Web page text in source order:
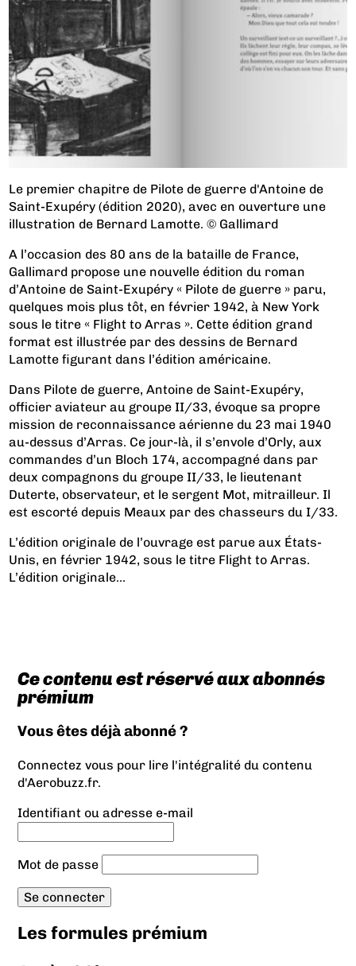
Le premier chapitre de Pilote de guerre d'Antoine de
Saint-Exupéry (édition 2020), avec en ouverture une
illustration de Bernard Lamotte. © Gallimard
A l’occasion des 80 ans de la bataille de France,
Gallimard propose une nouvelle édition du roman
d’Antoine de Saint-Exupéry « Pilote de guerre » paru,
quelques mois plus tôt, en février 1942, à New York
sous le titre « Flight to Arras ». Cette édition grand
format est illustrée par des dessins de Bernard
Lamotte figurant dans l’édition américaine.
Dans Pilote de guerre, Antoine de Saint-Exupéry,
officier aviateur au groupe II/33, évoque sa propre
mission de reconnaissance aérienne du 23 mai 1940
au-dessus d’Arras. Ce jour-là, il s’envole d’Orly, aux
commandes d’un Bloch 174, accompagné dans par
deux compagnons du groupe II/33, le lieutenant
Duterte, observateur, et le sergent Mot, mitrailleur. Il
est escorté depuis Meaux par des chasseurs du I/33.
L’édition originale de l’ouvrage est parue aux États-
Unis, en février 1942, sous le titre Flight to Arras.
L’édition originale...
Ce contenu est réservé aux abonnés
prémium
Vous êtes déjà abonné ?
Connectez vous pour lire l'intégralité du contenu
d'Aerobuzz.fr.
Identifiant ou adresse e-mail
Mot de passe
Les formules prémium